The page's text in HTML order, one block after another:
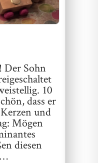
Der Sohn
10
dass er
und
Mögen
diesen
…